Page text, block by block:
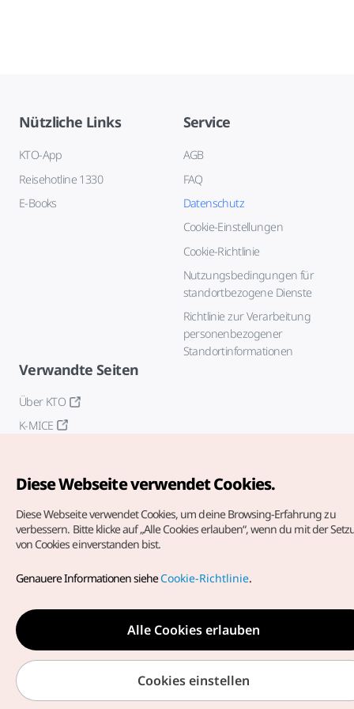
Nützliche Links
KTO-App
Reisehotline 1330
E-Books
Service
AGB
FAQ
Datenschutz
Cookie-Einstellungen
Cookie-Richtlinie
Nutzungsbedingungen für
standortbezogene Dienste
Richtlinie zur Verarbeitung
personenbezogener
Standortinformationen
Verwandte Seiten
Über KTO
K-MICE
vorbehalten.
dieoffizielle E-Mail-Adresse
german@knto.or.kr
Diese Webseite verwendet Cookies.
Diese Webseite verwendet Cookies, um deine Browsing-Erfahrung zu
verbessern. Bitte klicke auf „Alle Cookies erlauben“, wenn du mit der
von Cookies einverstanden bist.
Genauere Informationen sieheCookie-Richtlinie.
Alle Cookies erlauben
Cookies einstellen